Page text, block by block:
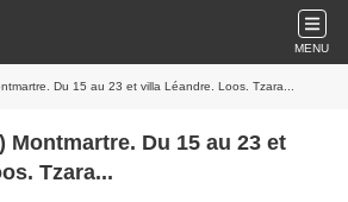
MENU
Du 15 au 23 et villa Léandre. Loos. Tzara...
Montmartre. Du 15 au 23 et
Tzara...